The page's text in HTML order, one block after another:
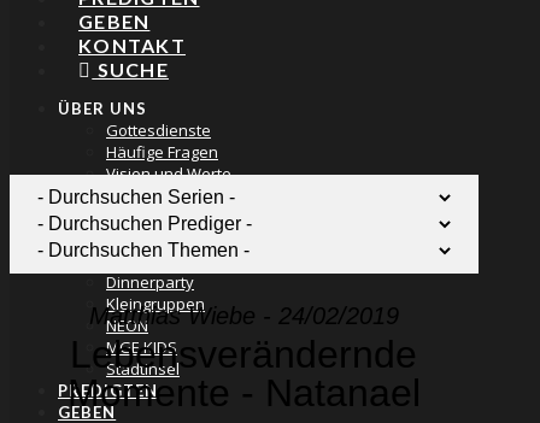
GEBEN
KONTAKT
SUCHE
ÜBER UNS
Gottesdienste
Häufige Fragen
Vision und Werte
Unsere Pastoren
ERLEBEN
Entscheidung
Miteinander
Dinnerparty
Kleingruppen
NEON
MGE KIDS
Stadtinsel
PREDIGTEN
GEBEN
LEBENSVERÄNDERNDE MOMENTE –
NATANAEL
dirkgorisch25/02/2019
Matthias Wiebe - 24/02/2019
Lebensverändernde
Momente - Natanael